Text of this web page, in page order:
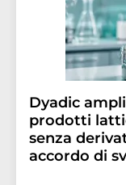
Dyadic
prodotti
senza
accordo di